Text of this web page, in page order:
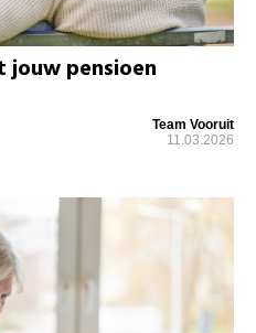
pensioen
Team Vooruit
11.03.2026